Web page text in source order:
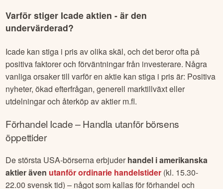
Varför stiger Icade aktien - är den
undervärderad?
Icade kan stiga i pris av olika skäl, och det beror ofta på
positiva faktorer och förväntningar från investerare. Några
vanliga orsaker till varför en aktie kan stiga i pris är: Positiva
nyheter, ökad efterfrågan, generell marktillväxt eller
utdelningar och återköp av aktier m.fl.
Förhandel Icade– Handla utanför börsens
öppettider
De största USA-börserna erbjuder handel i amerikanska
aktier även utanför ordinarie handelstider (kl. 15.30-
22.00 svensk tid) – något som kallas för förhandel och